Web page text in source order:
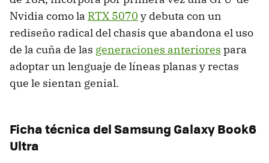
Nvidia como la RTX 5070 y debuta con un
rediseño radical del chasis que abandona el uso
de la cuña de las generaciones anteriores para
adoptar un lenguaje de líneas planas y rectas
que le sientan genial.
Ficha técnica del Samsung Galaxy Book6
Ultra